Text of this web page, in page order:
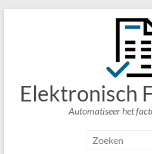
Elektronisch
Automatiseer het